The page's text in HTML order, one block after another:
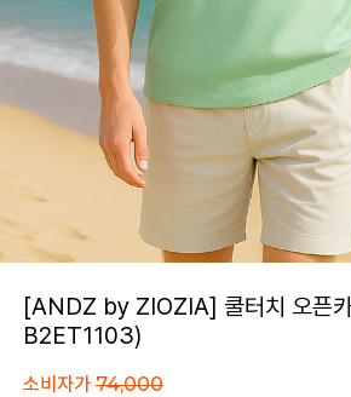
[ANDZ by ZIOZIA] 쿨터치 오픈
B2ET1103)
소비자가74,000